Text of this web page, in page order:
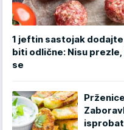
1 jeftin sastojak
biti odlične: Nisu
se